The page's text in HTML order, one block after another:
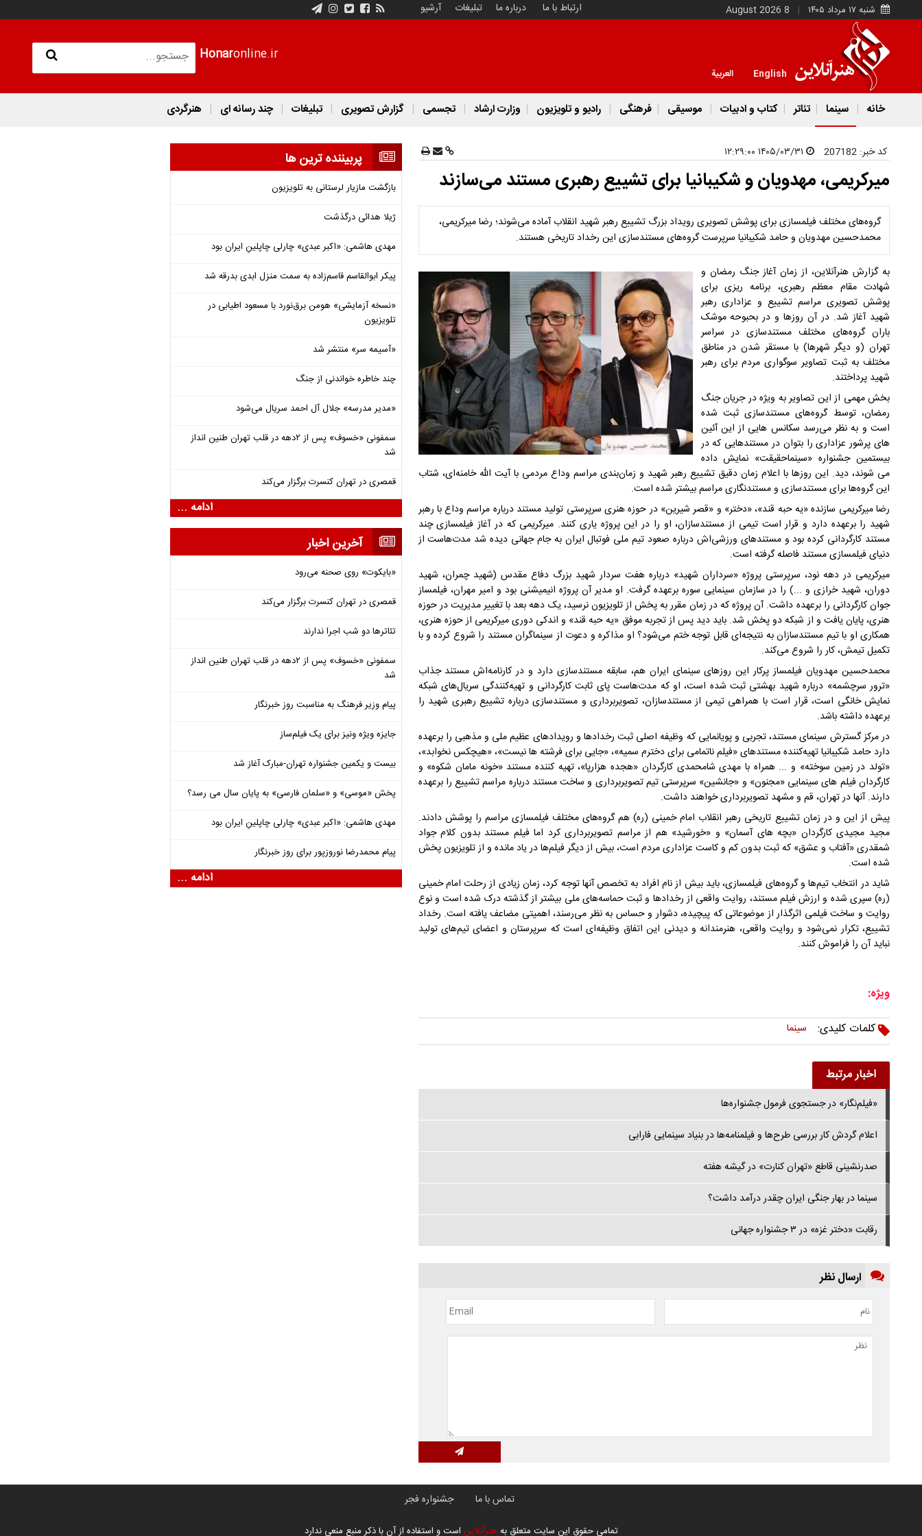
شنبه ۱۷ مرداد ۱۴۰۵ 8 August 2026 ارتباط با ما درباره ما تبلیغات آرشیو
Honaronline.ir
English العربية
خانه سینما تئاتر کتاب و ادبیات موسیقی فرهنگی رادیو و تلویزیون وزارت ارشاد تجسمی گزارش تصویری تبلیغات چند رسانه ای هنرگردی
کد خبر: 207182
میرکریمی، مهدویان و شکیبانیا برای تشییع رهبری مستند می‌سازند
گروه‌های مختلف فیلمسازی برای پوشش تصویری رویداد بزرگ تشییع رهبر شهید انقلاب آماده می‌شوند؛ رضا میرکریمی،
محمدحسین مهدویان و حامد شکیبانیا سرپرست گروه‌های مستندسازی این رخداد تاریخی هستند.
به گزارش هنرآنلاین، از زمان آغاز جنگ رمضان و
شهادت مقام معظم رهبری، برنامه ریزی برای
پوشش تصویری مراسم تشییع و عزاداری رهبر
شهید آغاز شد. در آن روزها و در بحبوحه موشک
باران گروه‌های مختلف مستندسازی در سراسر
تهران (و دیگر شهرها) با مستقر شدن در مناطق
مختلف به ثبت تصاویر سوگواری مردم برای رهبر
شهید پرداختند.
بخش مهمی از این تصاویر به ویژه در جریان جنگ
رمضان، توسط گروه‌های مستندسازی ثبت شده
است و به نظر می‌رسد سکانس هایی از این آئین
های پرشور عزاداری را بتوان در مستندهایی که در
بیستمین جشنواره «سینماحقیقت» نمایش داده
می شوند، دید. این روزها با اعلام زمان دقیق تشییع رهبر شهید و زمان‌بندی مراسم وداع مردمی با آیت الله خامنه‌ای، شتاب
این گروه‌ها برای مستندسازی و مستندنگاری مراسم بیشتر شده است.
رضا میرکریمی سازنده «یه حبه قند»، «دختر» و «قصر شیرین» در حوزه هنری سرپرستی تولید مستند درباره مراسم وداع با رهبر
شهید را برعهده دارد و قرار است تیمی از مستندسازان، او را در این پروژه یاری کنند. میرکریمی که در آغاز فیلمسازی چند
مستند کارگردانی کرده بود و مستندهای ورزشی‌اش درباره صعود تیم ملی فوتبال ایران به جام جهانی دیده شد مدت‌هاست از
دنیای فیلمسازی مستند فاصله گرفته است.
میرکریمی در دهه نود، سرپرستی پروژه «سرداران شهید» درباره هفت سردار شهید بزرگ دفاع مقدس (شهید چمران، شهید
دوران، شهید خرازی و ...) را در سازمان سینمایی سوره برعهده گرفت. او مدیر آن پروژه انیمیشنی بود و امیر مهران، فیلمساز
جوان کارگردانی را برعهده داشت. آن پروژه که در زمان مقرر به پخش از تلویزیون نرسید، یک دهه بعد با تغییر مدیریت در حوزه
هنری، پایان یافت و از شبکه دو پخش شد. باید دید پس از تجربه موفق «یه حبه قند» و اندکی دوری میرکریمی از حوزه هنری،
همکاری او با تیم مستندسازان به نتیجه‌ای قابل توجه ختم می‌شود؟ او مذاکره و دعوت از سینماگران مستند را شروع کرده و با
تکمیل تیمش، کار را شروع می‌کند.
محمدحسین مهدویان فیلمساز پرکار این روزهای سینمای ایران هم، سابقه مستندسازی دارد و در کارنامه‌اش مستند جذاب
«ترور سرچشمه» درباره شهید بهشتی ثبت شده است، او که مدت‌هاست پای ثابت کارگردانی و تهیه‌کنندگی سریال‌های شبکه
نمایش خانگی است، قرار است با همراهی تیمی از مستندسازان، تصویربرداری و مستندسازی درباره تشییع رهبری شهید را
برعهده داشته باشد.
در مرکز گسترش سینمای مستند، تجربی و پویانمایی که وظیفه اصلی ثبت رخدادها و رویدادهای عظیم ملی و مذهبی را برعهده
دارد حامد شکیبانیا تهیه‌کننده مستندهای «فیلم ناتمامی برای دخترم سمیه»، «جایی برای فرشته ها نیست»، «هیچکس نخوابد»،
«تولد در زمین سوخته» و ... همراه با مهدی شامحمدی کارگردان «هجده هزارپا»، تهیه کننده مستند «خونه مامان شکوه» و
کارگردان فیلم های سینمایی «مجنون» و «جانشین» سرپرستی تیم تصویربرداری و ساخت مستند درباره مراسم تشییع را برعهده
دارند. آنها در تهران، قم و مشهد تصویربرداری خواهند داشت.
پیش از این و در زمان تشییع تاریخی رهبر انقلاب امام خمینی (ره) هم گروه‌های مختلف فیلمسازی مراسم را پوشش دادند.
مجید مجیدی کارگردان «بچه های آسمان» و «خورشید» هم از مراسم تصویربرداری کرد اما فیلم مستند بدون کلام جواد
شمقدری «آفتاب و عشق» که ثبت بدون کم و کاست عزاداری مردم است، بیش از دیگر فیلم‌ها در یاد مانده و از تلویزیون پخش
شده است.
شاید در انتخاب تیم‌ها و گروه‌های فیلمسازی، باید بیش از نام افراد به تخصص آنها توجه کرد، زمان زیادی از رحلت امام خمینی
(ره) سپری شده و ارزش فیلم مستند، روایت واقعی از رخدادها و ثبت حماسه‌های ملی بیشتر از گذشته درک شده است و نوع
روایت و ساخت فیلمی اثرگذار از موضوعاتی که پیچیده، دشوار و حساس به نظر می‌رسند، اهمیتی مضاعف یافته است. رخداد
تشییع، تکرار نمی‌شود و روایت واقعی، هنرمندانه و دیدنی این اتفاق وظیفه‌ای است که سرپرستان و اعضای تیم‌های تولید
نباید آن را فراموش کنند.
ویژه:
کلمات کلیدی:
سینما
اخبار مرتبط
«فیلم‌نگار» در جستجوی فرمول جشنواره‌ها
اعلام گردش کار بررسی طرح‌ها و فیلمنامه‌ها در بنیاد سینمایی فارابی
صدرنشینی قاطع «تهران کنارت» در گیشه هفته
سینما در بهار جنگی ایران چقدر درآمد داشت؟
رقابت «دختر غزه» در ۳ جشنواره جهانی
ارسال نظر
پربیننده ترین ها
بازگشت مازیار لرستانی به تلویزیون
ژیلا هدائی درگذشت
مهدی هاشمی: «اکبر عبدی» چارلی چاپلینِ ایران بود
پیکر ابوالقاسم قاسم‌زاده به سمت منزل ابدی بدرقه شد
«نسخه آزمایشی» هومن برق‌نورد با مسعود اطیابی در
تلویزیون
«آسیمه سر» منتشر شد
چند خاطره خواندنی از جنگ
«مدیر مدرسه» جلال آل احمد سریال می‌شود
سمفونی «خسوف» پس از ۲دهه در قلب تهران طنین انداز
شد
قمصری در تهران کنسرت برگزار می‌کند
ادامه ...
آخرین اخبار
«بایکوت» روی صحنه می‌رود
قمصری در تهران کنسرت برگزار می‌کند
تئاترها دو شب اجرا ندارند
سمفونی «خسوف» پس از ۲دهه در قلب تهران طنین انداز
شد
پیام وزیر فرهنگ به مناسبت روز خبرنگار
جایزه ویژه ونیز برای یک فیلم‌ساز
بیست و یکمین جشنواره تهران-مبارک آغاز شد
پخش «موسی» و «سلمان فارسی» به پایان سال می رسد؟
مهدی هاشمی: «اکبر عبدی» چارلی چاپلینِ ایران بود
پیام محمدرضا نوروزپور برای روز خبرنگار
ادامه ...
تماس با ما جشنواره فجر
تمامی حقوق این سایت متعلق به هنرآنلاین است و استفاده از آن با ذکر منبع منعی ندارد